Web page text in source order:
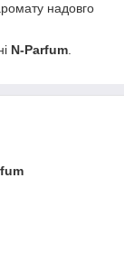
надовго
N-Parfum